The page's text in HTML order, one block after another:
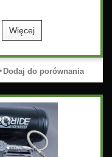
Więcej
Dodaj do porównania